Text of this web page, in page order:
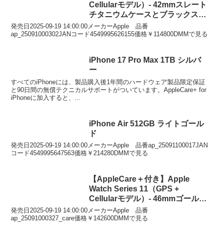
Cellularモデル）- 42mmスレート
チタニウムケースとブラックスポ
ーツバンド – S/M
発売日2025-09-19 14:00:00メーカーApple 品番
ap_25091000302JANコード4549995626155価格￥114800DMMで見る
iPhone 17 Pro Max 1TB シルバ
ー
すべてのiPhoneには、製品購入後1年間のハードウェア製品限定保証
と90日間の無償テクニカルサポートがついています。AppleCare+ for
iPhoneに加入すると、...
iPhone Air 512GB ライトゴール
ド
発売日2025-09-19 14:00:00メーカーApple 品番ap_25091100017JAN
コード4549995647563価格￥214280DMMで見る
【AppleCare＋付き】Apple
Watch Series 11（GPS +
Cellularモデル）- 46mmゴールド
チタニウムケースとゴールドミラ
ネーゼループ – M/L
発売日2025-09-19 14:00:00メーカーApple 品番
ap_25091000327_care価格￥142600DMMで見る